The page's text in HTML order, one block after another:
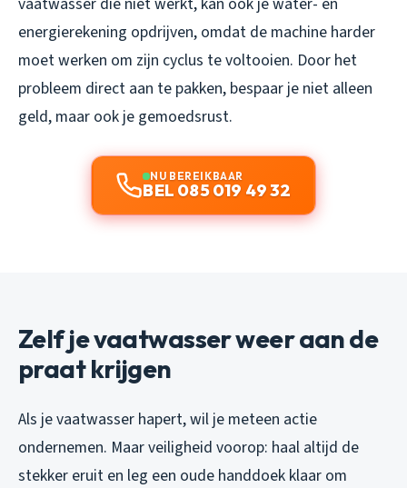
energierekening opdrijven, omdat de machine harder
moet werken om zijn cyclus te voltooien. Door het
probleem direct aan te pakken, bespaar je niet alleen
geld, maar ook je gemoedsrust.
NU BEREIKBAAR
BEL 085 019 49 32
Zelf je vaatwasser weer aan de
praat krijgen
Als je vaatwasser hapert, wil je meteen actie
ondernemen. Maar veiligheid voorop: haal altijd de
stekker eruit en leg een oude handdoek klaar om